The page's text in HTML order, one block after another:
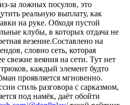
за ложных посулов, это
реальную выплату, как
на руке. Обходя пустой
клубы, в которых отдача не
везение.Составлено на
словно сеть, которая
свежие веяния на сети. Тут нет
каждый элемент будто
проявляется мгновенно.
стиль разговора с сарказмом,
под намёк, даёт обойти